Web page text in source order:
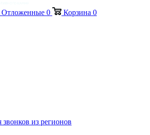
Отложенные 0 Корзина 0
звонков из регионов